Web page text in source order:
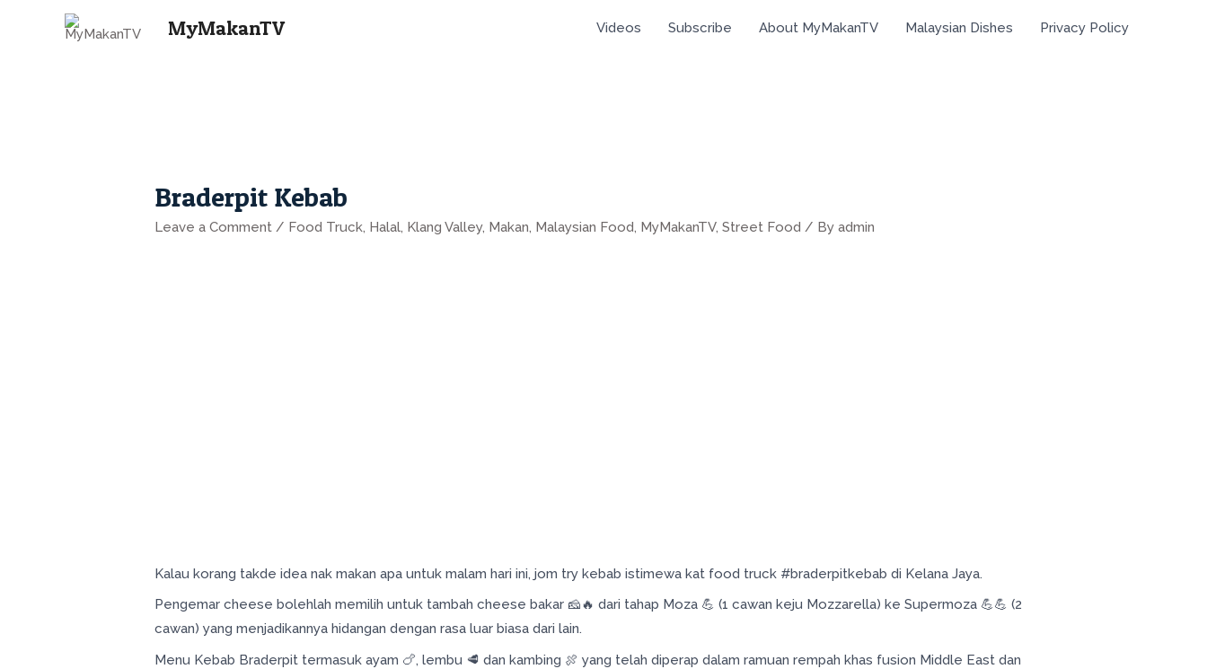
MyMakanTV Videos Subscribe About MyMakanTV Malaysian Dishes Privacy Policy
Braderpit Kebab
Leave a Comment / Food Truck, Halal, Klang Valley, Makan, Malaysian Food, MyMakanTV,Street Food / Byadmin
Kalau korang takde idea nak makan apa untuk malam hari ini, jom try kebab istimewa kat food truck #braderpitkebab di Kelana Jaya.
Pengemar cheese bolehlah memilih untuk tambah cheese bakar 🧀🔥 dari tahap Moza 💪 (1 cawan keju Mozzarella) ke Supermoza 💪💪 (2
cawan) yang menjadikannya hidangan dengan rasa luar biasa dari lain.
Menu Kebab Braderpit termasuk ayam 🍗, lembu 🥩 dan kambing 🍖 yang telah diperap dalam ramuan rempah khas fusion Middle East dan